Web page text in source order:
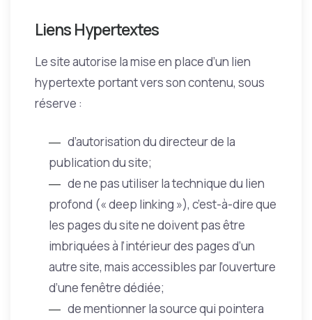
Liens Hypertextes
Le site autorise la mise en place d’un lien
hypertexte portant vers son contenu, sous
réserve :
d’autorisation du directeur de la
publication du site;
de ne pas utiliser la technique du lien
profond (« deep linking »), c’est-à-dire que
les pages du site ne doivent pas être
imbriquées à l’intérieur des pages d’un
autre site, mais accessibles par l’ouverture
d’une fenêtre dédiée;
de mentionner la source qui pointera